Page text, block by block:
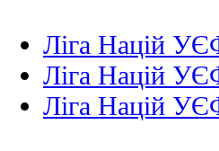
Ліга Націй
Ліга Націй
Ліга Націй